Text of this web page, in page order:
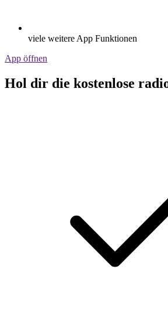
viele weitere App Funktionen
App öffnen
Hol dir die kostenlose